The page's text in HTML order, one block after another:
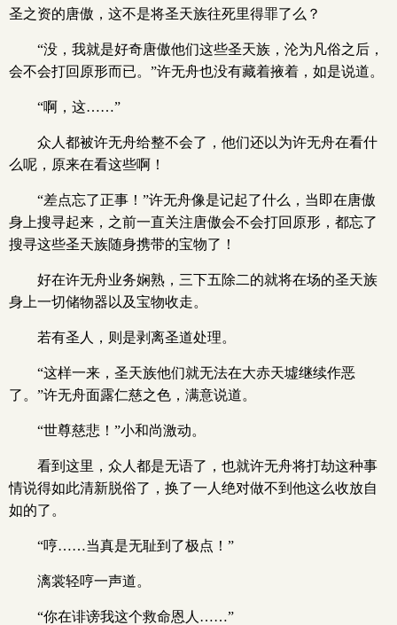
圣之资的唐傲，这不是将圣天族往死里得罪了么？
“没，我就是好奇唐傲他们这些圣天族，沦为凡俗之后，
会不会打回原形而已。”许无舟也没有藏着掖着，如是说道。
“啊，这……”
众人都被许无舟给整不会了，他们还以为许无舟在看什
么呢，原来在看这些啊！
“差点忘了正事！”许无舟像是记起了什么，当即在唐傲
身上搜寻起来，之前一直关注唐傲会不会打回原形，都忘了
搜寻这些圣天族随身携带的宝物了！
好在许无舟业务娴熟，三下五除二的就将在场的圣天族
身上一切储物器以及宝物收走。
若有圣人，则是剥离圣道处理。
“这样一来，圣天族他们就无法在大赤天墟继续作恶
了。”许无舟面露仁慈之色，满意说道。
“世尊慈悲！”小和尚激动。
看到这里，众人都是无语了，也就许无舟将打劫这种事
情说得如此清新脱俗了，换了一人绝对做不到他这么收放自
如的了。
“哼……当真是无耻到了极点！”
漓裳轻哼一声道。
“你在诽谤我这个救命恩人……”